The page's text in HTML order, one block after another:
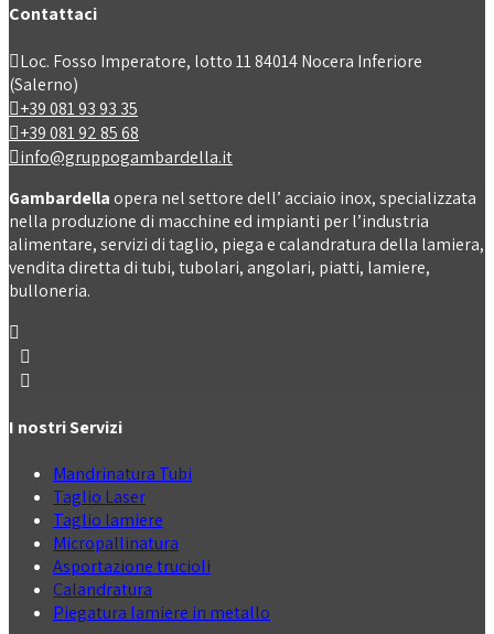
Contattaci
Loc. Fosso Imperatore, lotto 11 84014 Nocera Inferiore
(Salerno)
+39 081 93 93 35
+39 081 92 85 68
info@gruppogambardella.it
Gambardellaopera nel settore dell’ acciaio inox, specializzata
nella produzione di macchine ed impianti per l’industria
alimentare, servizi di taglio, piega e calandratura della lamiera,
vendita diretta di tubi, tubolari, angolari, piatti, lamiere,
bulloneria.
I nostri Servizi
Mandrinatura Tubi
Taglio Laser
Taglio lamiere
Micropallinatura
Asportazione trucioli
Calandratura
Piegatura lamiere in metallo